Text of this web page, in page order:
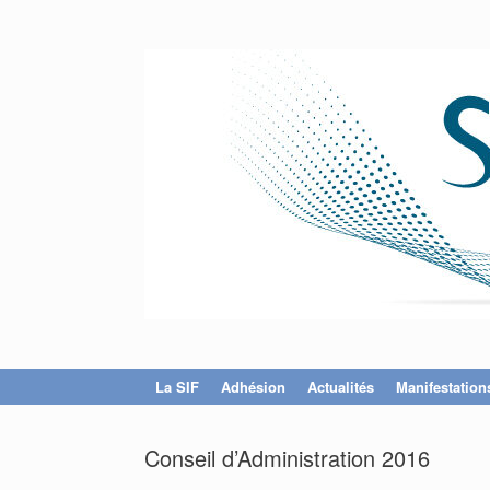
La SIF Adhésion Actualités
Conseil d’Administration 2016